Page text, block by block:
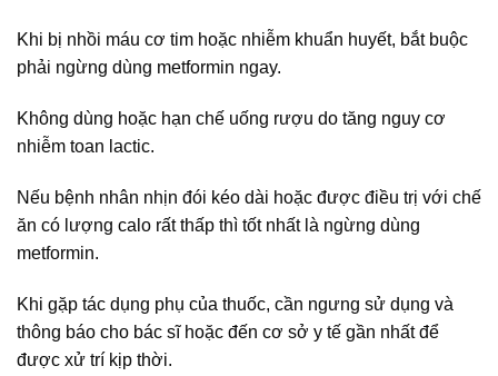
Khi bị nhồi máu cơ tim hoặc nhiễm khuẩn huyết, bắt buộc
phải ngừng dùng metformin ngay.
Không dùng hoặc hạn chế uống rượu do tăng nguy cơ
nhiễm toan lactic.
Nếu bệnh nhân nhịn đói kéo dài hoặc được điều trị với chế
ăn có lượng calo rất thấp thì tốt nhất là ngừng dùng
metformin.
Khi gặp tác dụng phụ của thuốc, cần ngưng sử dụng và
thông báo cho bác sĩ hoặc đến cơ sở y tế gần nhất để
được xử trí kịp thời.